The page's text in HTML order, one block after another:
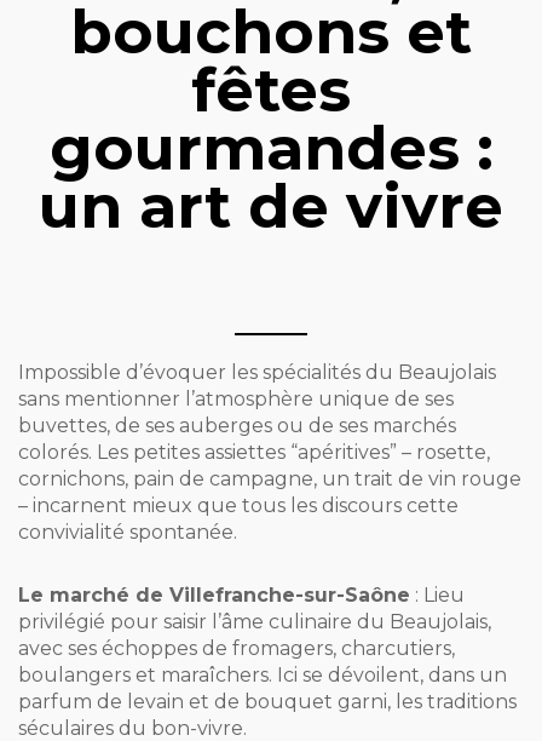
bouchons et
fêtes
gourmandes :
un art de vivre
Impossible d’évoquer les spécialités du Beaujolais
sans mentionner l’atmosphère unique de ses
buvettes, de ses auberges ou de ses marchés
colorés. Les petites assiettes “apéritives” – rosette,
cornichons, pain de campagne, un trait de vin rouge
– incarnent mieux que tous les discours cette
convivialité spontanée.
Le marché de Villefranche-sur-Saône : Lieu
privilégié pour saisir l’âme culinaire du Beaujolais,
avec ses échoppes de fromagers, charcutiers,
boulangers et maraîchers. Ici se dévoilent, dans un
parfum de levain et de bouquet garni, les traditions
séculaires du bon-vivre.